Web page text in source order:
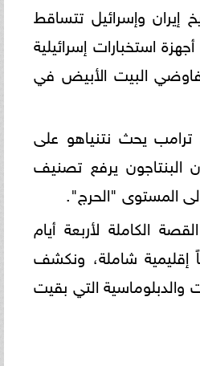
إيران وإسرائيل تتساقط
استخبارات إسرائيلية
البيت الأبيض في
ترامب يحث نتنياهو على
البنتاجون يرفع تصنيف
المستوى "الحرج".
الكاملة لأربعة أيام
شاملة، ونكشف
والدبلوماسية التي بقيت